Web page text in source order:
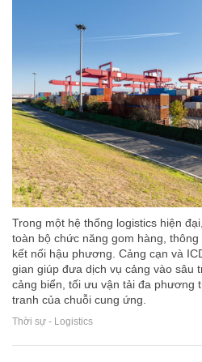
Trong một hệ thống logistics hiện
toàn bộ chức năng gom hàng,
kết nối hậu phương. Cảng cạn và
gian giúp đưa dịch vụ cảng vào sâu
cảng biển, tối ưu vận tải đa phương
tranh của chuỗi cung ứng.
Thời sự - Logistics